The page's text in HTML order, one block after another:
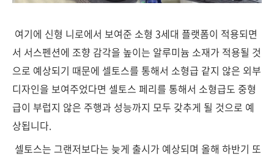
여기에 신형 니로에서 보여준 소형 3세대 플랫폼이 적용되면
서 서스펜션에 조향 감각을 높이는 알루미늄 소재가 적용될 것
으로 예상되기 때문에 셀토스를 통해서 소형급 같지 않은 외부
디자인을 보여주었다면 셀토스 페리를 통해서 소형급도 중형
급이 부럽지 않은 주행과 성능까지 모두 갖추게 될 것으로 예
상됩니다.
셀토스는 그랜저보다는 늦게 출시가 예상되며 올해 하반기 또